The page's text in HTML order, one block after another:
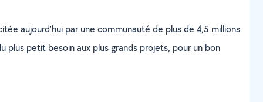
aujourd’hui par une communauté de plus de 4,5 millions
plus petit besoin aux plus grands projets, pour un bon